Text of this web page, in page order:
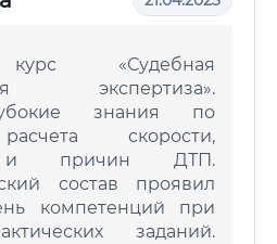
«Судебная
экспертиза».
знания по
скорости,
и причин ДТП.
состав проявил
компетенций при
заданий.